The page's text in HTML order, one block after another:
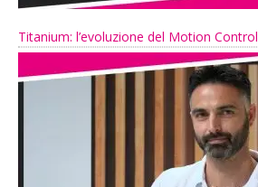
Titanium: l’evoluzione del Motion Control